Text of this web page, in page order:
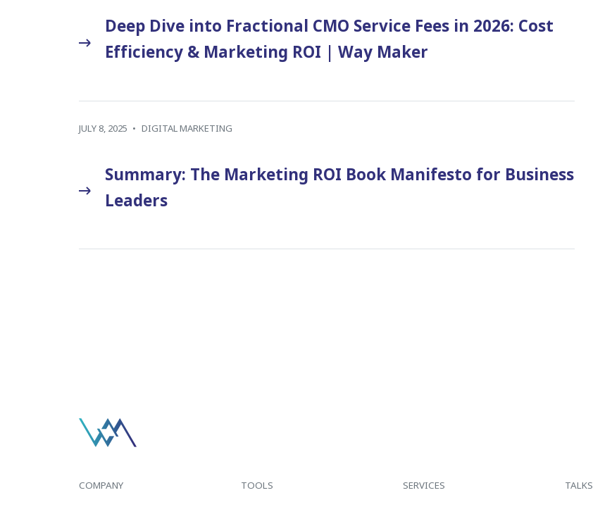
Deep Dive into Fractional CMO Service Fees in 2026: Cost
Efficiency & Marketing ROI | Way Maker
JULY 8, 2025 • DIGITAL MARKETING
Summary: The Marketing ROI Book Manifesto for Business
Leaders
COMPANY TOOLS SERVICES TALKS